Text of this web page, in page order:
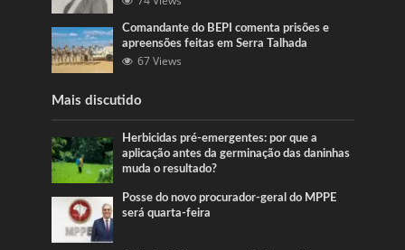
Comandante do BEPI comenta prisões e
apreensões feitas em Serra Talhada
67 Views
Mais discutido
Herbicidas pré-emergentes: por que a
aplicação antes da germinação das daninhas
muda o resultado?
Posse do novo procurador-geral do MPPE
será quarta-feira